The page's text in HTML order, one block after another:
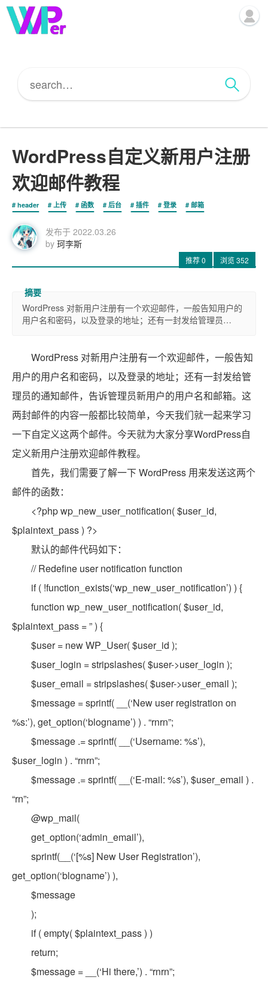
WordPress自定义新用户注册
欢迎邮件教程
header 上传 函数 后台 插件 登录 邮箱
发布于 2022.03.26
by 珂李斯
推荐0 浏览352
WordPress 对新用户注册有一个欢迎邮件，一般告知用户的
用户名和密码，以及登录的地址；还有一封发给管理员…
WordPress 对新用户注册有一个欢迎邮件，一般告知
用户的用户名和密码，以及登录的地址；还有一封发给管
理员的通知邮件，告诉管理员新用户的用户名和邮箱。这
两封邮件的内容一般都比较简单，今天我们就一起来学习
一下自定义这两个邮件。今天就为大家分享WordPress自
定义新用户注册欢迎邮件教程。
首先，我们需要了解一下 WordPress 用来发送这两个
邮件的函数：
<?php wp_new_user_notification( $user_id,
$plaintext_pass ) ?>
默认的邮件代码如下：
// Redefine user notification function
if ( !function_exists(‘wp_new_user_notification’) ) {
function wp_new_user_notification( $user_id,
$plaintext_pass = ” ) {
$user = new WP_User( $user_id );
$user_login = stripslashes( $user->user_login );
$user_email = stripslashes( $user->user_email );
$message = sprintf( __(‘New user registration on
%s:’), get_option(‘blogname’) ) . “rnrn”;
$message .= sprintf( __(‘Username: %s’),
$user_login ) . “rnrn”;
$message .= sprintf( __(‘E-mail: %s’), $user_email ) .
“rn”;
@wp_mail(
get_option(‘admin_email’),
sprintf(__(‘[%s] New User Registration’),
get_option(‘blogname’) ),
$message
);
if ( empty( $plaintext_pass ) )
return;
$message = __(‘Hi there,’) . “rnrn”;